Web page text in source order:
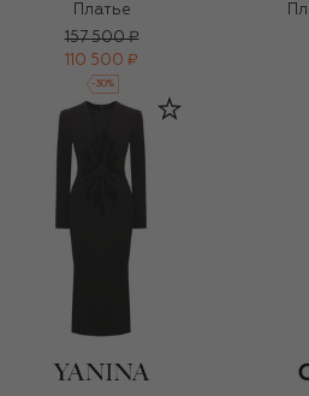
Платье
157 500 ₽
110 500 ₽
-30%